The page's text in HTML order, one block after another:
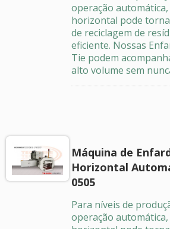
operação
horizontal pode
de reciclagem de
eficiente. Nossas
Tie podem
alto volume sem
Máquina de
Horizontal
0505
Para níveis de
operação